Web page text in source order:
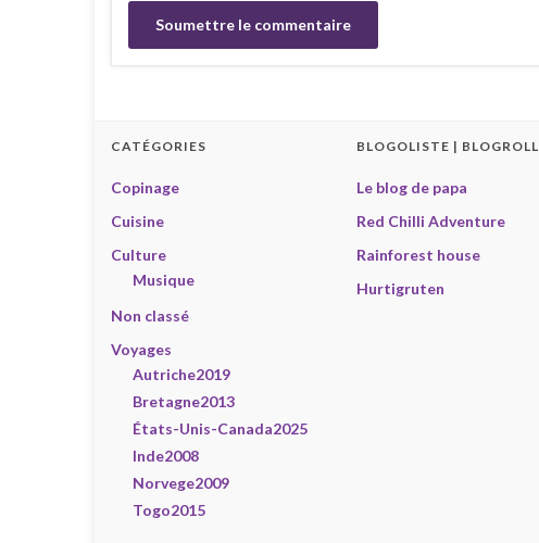
CATÉGORIES
Copinage
Cuisine
Culture
Musique
Non classé
Voyages
Autriche2019
Bretagne2013
États-Unis-Canada2025
Inde2008
Norvege2009
Togo2015
BLOGOLISTE | BLOGROLL
Le blog de papa
Red Chilli Adventure
Rainforest house
Hurtigruten